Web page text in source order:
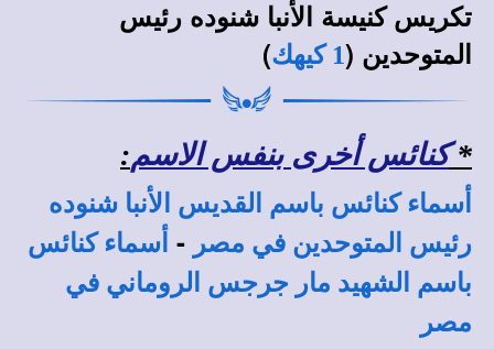
تكريس كنيسة الأنبا شنوده رئيس
المتوحدين (1 كيهك )
*كنائس أخرى بنفس الاسم:
أسماء كنائس باسم القديس الأنبا شنوده
رئيس المتوحدين في مصر - أسماء كنائس
باسم الشهيد مار جرجس الروماني في
مصر